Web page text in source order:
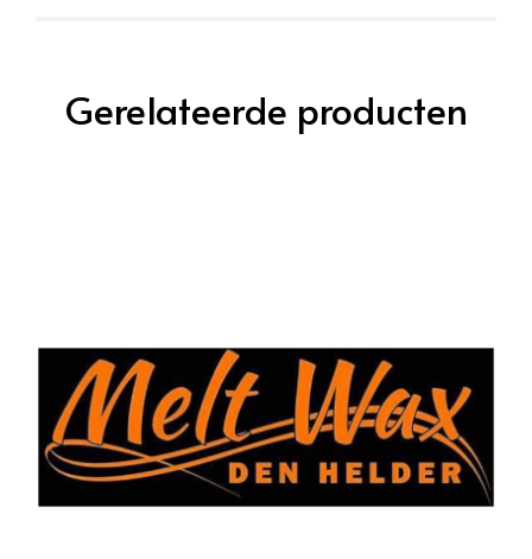
Gerelateerde producten